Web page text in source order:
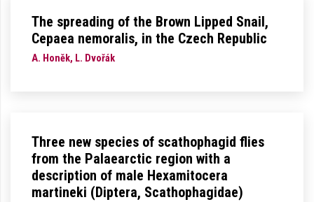
The spreading of the Brown Lipped Snail,
Cepaea nemoralis, in the Czech Republic
A. Honěk, L. Dvořák
Three new species of scathophagid flies
from the Palaearctic region with a
description of male Hexamitocera
martineki (Diptera, Scathophagidae)